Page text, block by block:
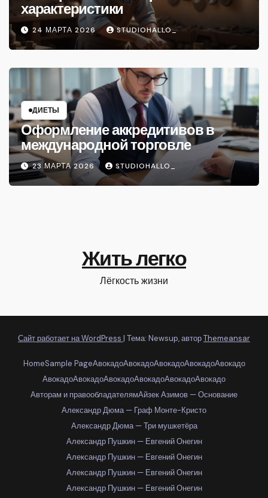
характеристики
24 МАРТА 2026 STUDIOHALLO_
ДИЕТЫ
Оформление аккредитивов в
международной торговле
23 МАРТА 2026 STUDIOHALLO_
Жить легко
Лёгкость жизни
Сайт работает на WordPress | Тема: Newsup, авторThemeansar
HomeSample PageАвокадоАвокадоАвокадоАвокадоАвокадо
АвокадоАвокадоАвокадоАвокадоАвокадоАвокадо
Авторам и правообладателямАйзек Азимов — Основание
Александр Дюма — Граф Монте-Кристо
Александр Дюма — Три мушкетёра
Александр Пушкин — Евгений Онегин
Александр Пушкин — Евгений Онегин
Александр Пушкин — Евгений Онегин
Александр Пушкин — Евгений Онегин